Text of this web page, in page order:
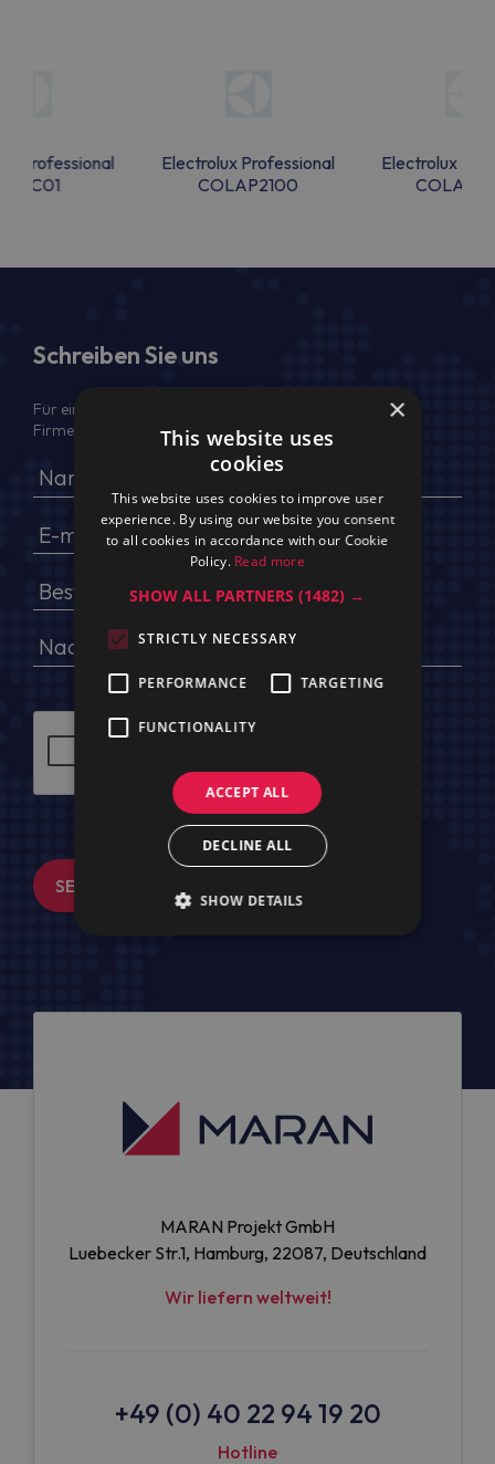
Professional
Electrolux Professional
COLAP2100
Electrolux
Schreiben Sie uns
Für ein Angebot geben Sie bitte Ihren voller Namen,
Firmendaten, USt.-IdNr. und Lieferadresse an
SENDEN
MARAN Projekt GmbH
Luebecker Str.1, Hamburg, 22087, Deutschland
Wir liefern weltweit!
+49 (0) 40 22 94 19 20
Hotline
×
This website uses
cookies
This website uses cookies to improve user
experience. By using our website you consent
to all cookies in accordance with our Cookie
Policy. Read more
SHOW ALL PARTNERS(1482) →
STRICTLY NECESSARY
PERFORMANCE TARGETING
FUNCTIONALITY
ACCEPT ALL
DECLINE ALL
SHOW DETAILS